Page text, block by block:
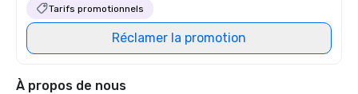
Tarifs promotionnels
Réclamer la promotion
À propos de nous